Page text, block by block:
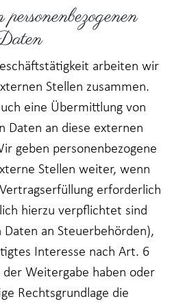
arbeiten wir
Stellen zusammen.
eine Übermittlung von
Daten an diese externen
geben personenbezogene
Stellen weiter, wenn
erforderlich
hierzu verpflichtet sind
Daten an Steuerbehörden),
Interesse nach Art. 6
der Weitergabe haben oder
Rechtsgrundlage die